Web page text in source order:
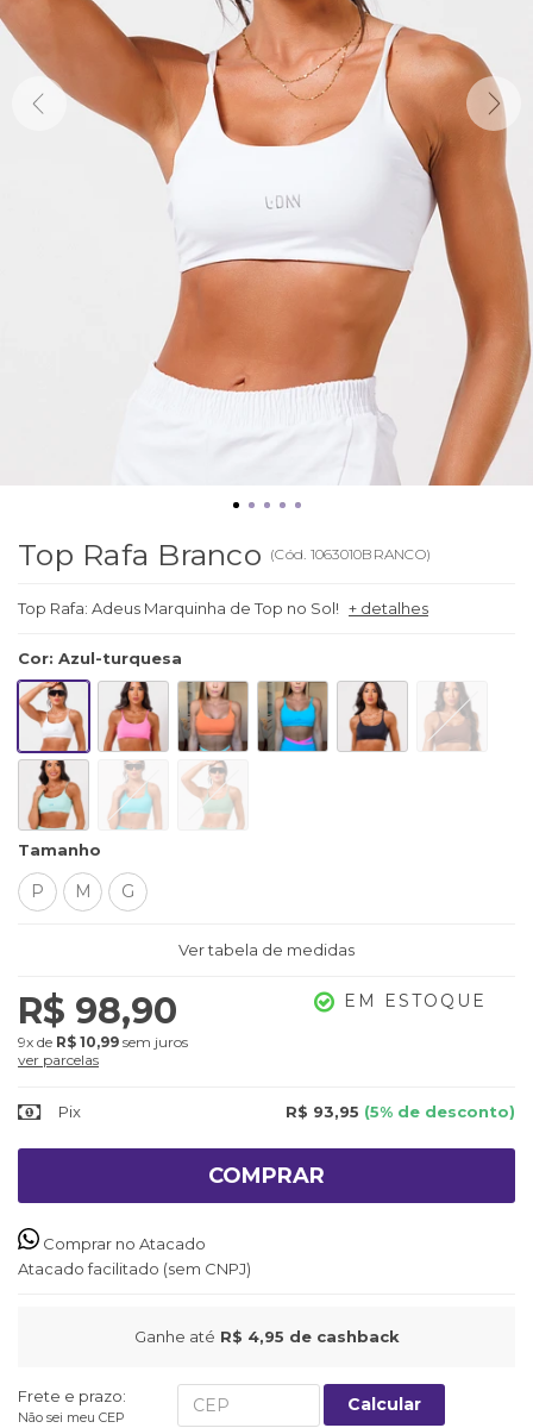
Top Rafa Branco (Cód. 1063010BRANCO)
Top Rafa: Adeus Marquinha de Top no Sol! + detalhes
Cor: Azul-turquesa
Tamanho
P M G
Ver tabela de medidas
R$ 98,90
9x de R$ 10,99 sem juros
ver parcelas
EM ESTOQUE
Pix R$ 93,95 (5% de desconto)
COMPRAR
Comprar no Atacado
Atacado facilitado (sem CNPJ)
Ganhe até R$ 4,95 de cashback
Frete e prazo:
Não sei meu CEP
Calcular